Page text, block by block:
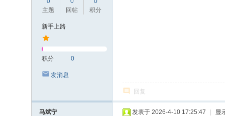
主题
回帖
积分
新手上路
积分 0
发消息
回复
马斌宁 发表于 2026-4-10 17:25:47 显